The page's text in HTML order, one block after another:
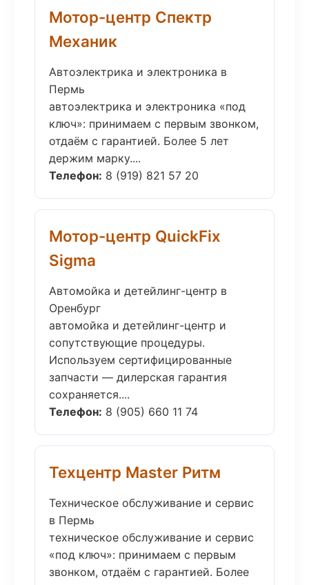
Мотор-центр Спектр
Механик
Автоэлектрика и электроника в
Пермь
автоэлектрика и электроника «под
ключ»: принимаем с первым звонком,
отдаём с гарантией. Более 5 лет
держим марку....
Телефон: 8 (919) 821 57 20
Мотор-центр QuickFix
Sigma
Автомойка и детейлинг-центр в
Оренбург
автомойка и детейлинг-центр и
сопутствующие процедуры.
Используем сертифицированные
запчасти — дилерская гарантия
сохраняется....
Телефон: 8 (905) 660 11 74
Техцентр Master Ритм
Техническое обслуживание и сервис
в Пермь
техническое обслуживание и сервис
«под ключ»: принимаем с первым
звонком, отдаём с гарантией. Более